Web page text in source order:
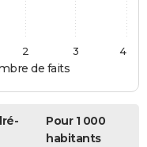
de faits
2 3 4
Pour 1 000
habitants